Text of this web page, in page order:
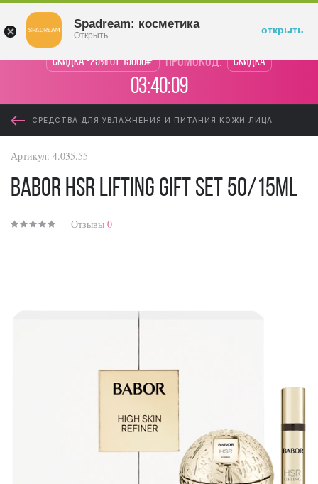
Скидка -25% от 15000₽ промокод: Скидка
03:40:09
СРЕДСТВА ДЛЯ УВЛАЖНЕНИЯ И ПИТАНИЯ КОЖИ ЛИЦА
Артикул: 4.035.55
BABOR HSR Lifting Gift Set 50/15ml
Отзывы 0
Spadream: косметика
Открыть открыть